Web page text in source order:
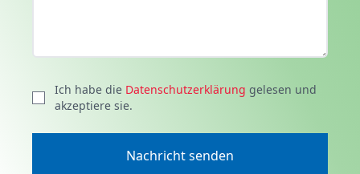
Ich habe die Datenschutzerklärung gelesen und
akzeptiere sie.
Nachricht senden